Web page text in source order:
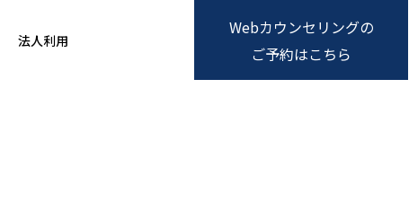
法人利用
Webカウンセリングの
ご予約はこちら